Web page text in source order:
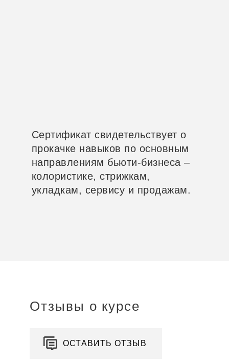
Сертификат свидетельствует о
прокачке навыков по основным
направлениям бьюти-бизнеса –
колористике, стрижкам,
укладкам, сервису и продажам.
Отзывы о курсе
ОСТАВИТЬ ОТЗЫВ